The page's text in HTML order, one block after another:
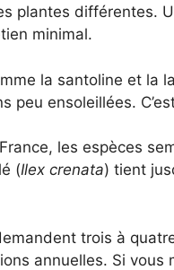
plantes différentes.
minimal.
la santoline et la
peu ensoleillées.
les espèces
(Ilex crenata) tient
trois à
annuelles. Si vous